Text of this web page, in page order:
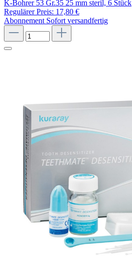
K-Bohrer 53 Gr.35 25 mm steril, 6 Stück
Regulärer Preis: 17,80 €
Abonnement Sofort versandfertig